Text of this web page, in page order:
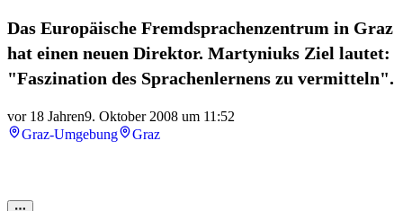
Das Europäische Fremdsprachenzentrum in Graz
hat einen neuen Direktor. Martyniuks Ziel lautet:
"Faszination des Sprachenlernens zu vermitteln".
vor 18 Jahren9. Oktober 2008 um 11:52
Graz-Umgebung
Graz